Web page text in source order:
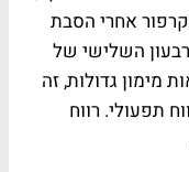
אחרי הסבת
ויותר. ברבעון השלישי של
מימון גדולות, זה
תפעולי. רווח